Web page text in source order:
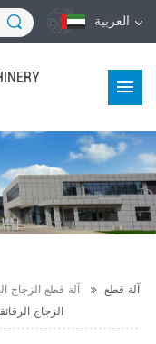
العربية
آلة قطع الزجاج
آلة قطع
الزجاج